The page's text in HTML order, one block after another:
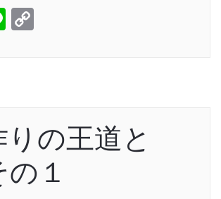
Line
りの王道と
１